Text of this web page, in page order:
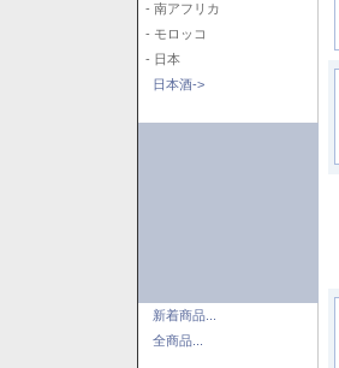
- 南アフリカ
- モロッコ
- 日本
日本酒->
新着商品...
全商品...